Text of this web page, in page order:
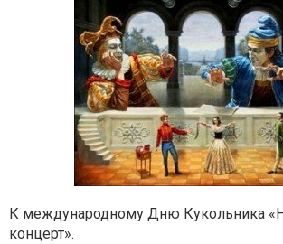
К международному Дню Кукольника
концерт».